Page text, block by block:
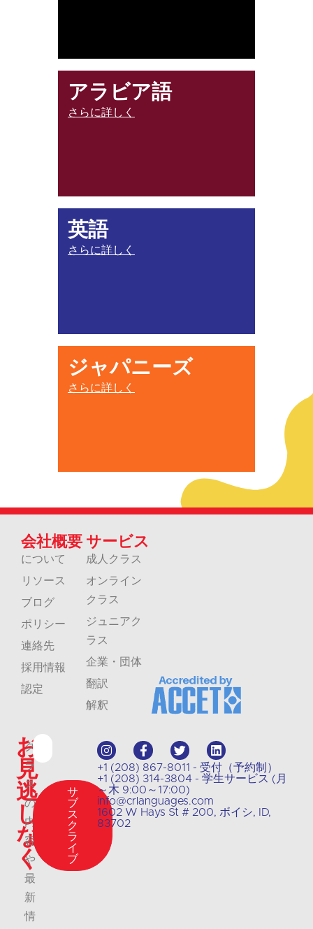
アラビア語
さらに詳しく
英語
さらに詳しく
ジャパニーズ
さらに詳しく
お
見
逃
し
な
く
ク
ラ
ス
の
内
容
や
最
新
情
サ
ブ
ス
ク
ラ
イ
ブ
+1 (208) 867-8011 - 受付（予約制）
+1 (208) 314-3804 - 学生サービス (月
～木 9:00～17:00)
info@crlanguages.com
1602 W Hays St # 200, ボイシ, ID,
83702
会社概要
について
リソース
ブログ
ポリシー
連絡先
採用情報
認定
サービス
成人クラス
オンライン
クラス
ジュニアク
ラス
企業・団体
翻訳
解釈